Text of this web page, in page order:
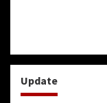
Update